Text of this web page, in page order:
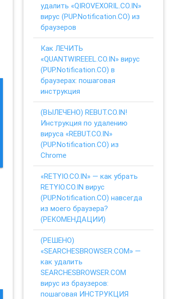
удалить «QIROVEXORIL.CO.IN»
вирус (PUP.Notification.CO) из
браузеров
Как ЛЕЧИТЬ
«QUANTWIREEEL.CO.IN» вирус
(PUP.Notification.CO) в
браузерах: пошаговая
инструкция
(ВЫЛЕЧЕНО) REBUT.CO.IN!
Инструкция по удалению
вируса «REBUT.CO.IN»
(PUP.Notification.CO) из
Chrome
«RETYIO.CO.IN» — как убрать
RETYIO.CO.IN вирус
(PUP.Notification.CO) навсегда
из моего браузера?
(РЕКОМЕНДАЦИИ)
(РЕШЕНО)
«SEARCHESBROWSER.COM» —
как удалить
SEARCHESBROWSER.COM
вирус из браузеров:
пошаговая ИНСТРУКЦИЯ